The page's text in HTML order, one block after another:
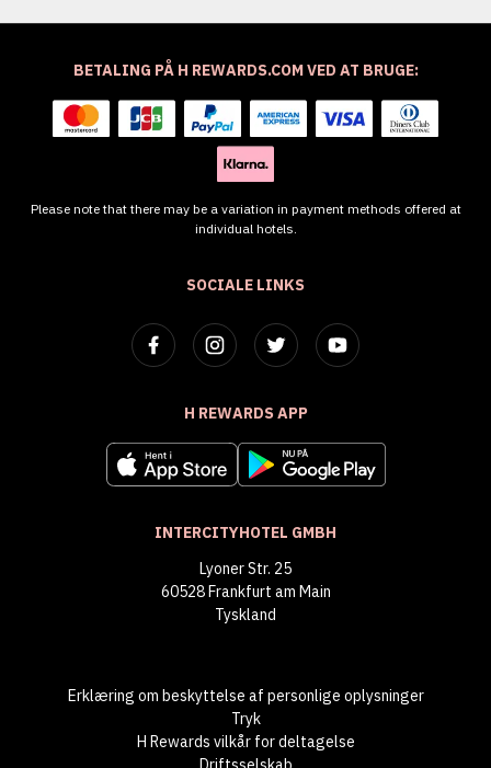
SOCIALE LINKS
H REWARDS APP
INTERCITYHOTEL GMBH
Lyoner Str. 25
60528 Frankfurt am Main
Tyskland
BETALING PÅ H REWARDS.COM VED AT BRUGE:
Please note that there may be a variation in payment methods offered at
individual hotels.
Erklæring om beskyttelse af personlige oplysninger
Tryk
H Rewards vilkår for deltagelse